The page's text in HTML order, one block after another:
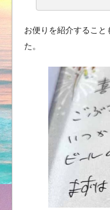
お便りを紹介すること
た。